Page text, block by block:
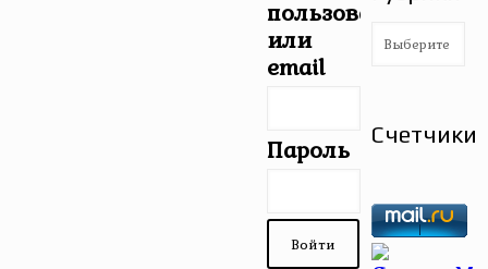
пользователя
или
email
Пароль
Рубрики
Счетчики